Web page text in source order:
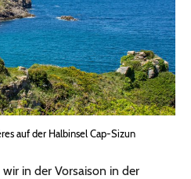
auf der Halbinsel Cap-Sizun
in der Vorsaison in der